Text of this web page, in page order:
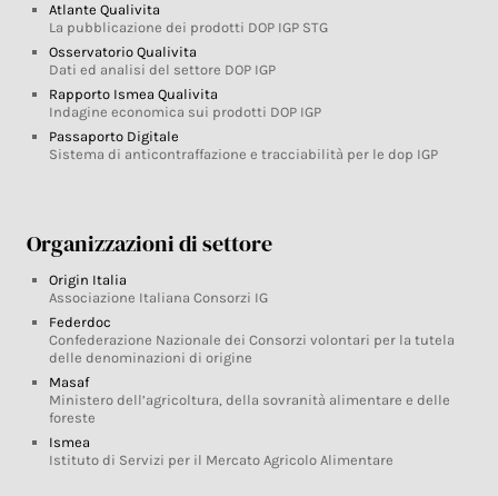
Atlante Qualivita
La pubblicazione dei prodotti DOP IGP STG
Osservatorio Qualivita
Dati ed analisi del settore DOP IGP
Rapporto Ismea Qualivita
Indagine economica sui prodotti DOP IGP
Passaporto Digitale
Sistema di anticontraffazione e tracciabilità per le dop IGP
Organizzazioni di settore
Origin Italia
Associazione Italiana Consorzi IG
Federdoc
Confederazione Nazionale dei Consorzi volontari per la tutela
delle denominazioni di origine
Masaf
Ministero dell’agricoltura, della sovranità alimentare e delle
foreste
Ismea
Istituto di Servizi per il Mercato Agricolo Alimentare